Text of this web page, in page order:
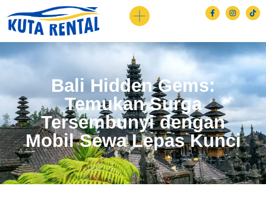
Bali Hidden Gems:
Temukan Surga
Tersembunyi dengan
Mobil Sewa Lepas Kunci